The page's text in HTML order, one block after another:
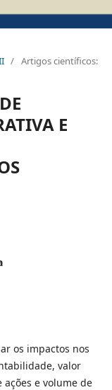
/ Artigos científicos:
E
os impactos nos
valor
e volume de